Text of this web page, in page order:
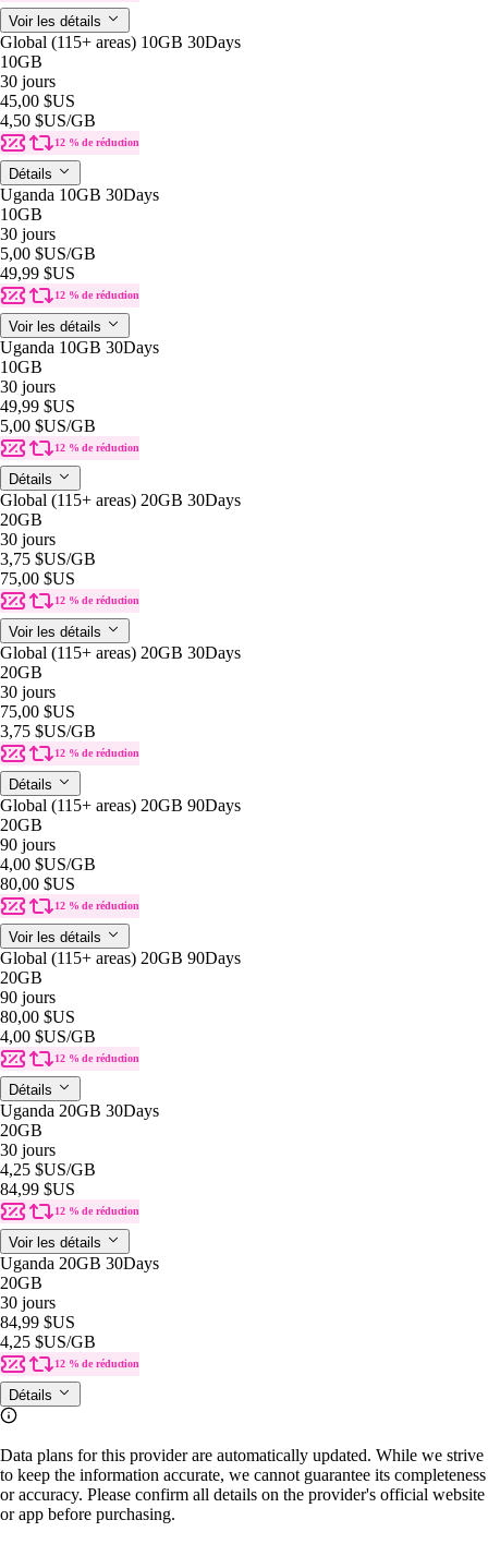
Voir les détails
Global (115+ areas) 10GB 30Days
10GB
30 jours
45,00 $US
4,50 $US/GB
12 % de réduction
Détails
Uganda 10GB 30Days
10GB
30 jours
5,00 $US/GB
49,99 $US
12 % de réduction
Voir les détails
Uganda 10GB 30Days
10GB
30 jours
49,99 $US
5,00 $US/GB
12 % de réduction
Détails
Global (115+ areas) 20GB 30Days
20GB
30 jours
3,75 $US/GB
75,00 $US
12 % de réduction
Voir les détails
Global (115+ areas) 20GB 30Days
20GB
30 jours
75,00 $US
3,75 $US/GB
12 % de réduction
Détails
Global (115+ areas) 20GB 90Days
20GB
90 jours
4,00 $US/GB
80,00 $US
12 % de réduction
Voir les détails
Global (115+ areas) 20GB 90Days
20GB
90 jours
80,00 $US
4,00 $US/GB
12 % de réduction
Détails
Uganda 20GB 30Days
20GB
30 jours
4,25 $US/GB
84,99 $US
12 % de réduction
Voir les détails
Uganda 20GB 30Days
20GB
30 jours
84,99 $US
4,25 $US/GB
12 % de réduction
Détails
Data plans for this provider are automatically updated. While we strive
to keep the information accurate, we cannot guarantee its completeness
or accuracy. Please confirm all details on the provider's official website
or app before purchasing.